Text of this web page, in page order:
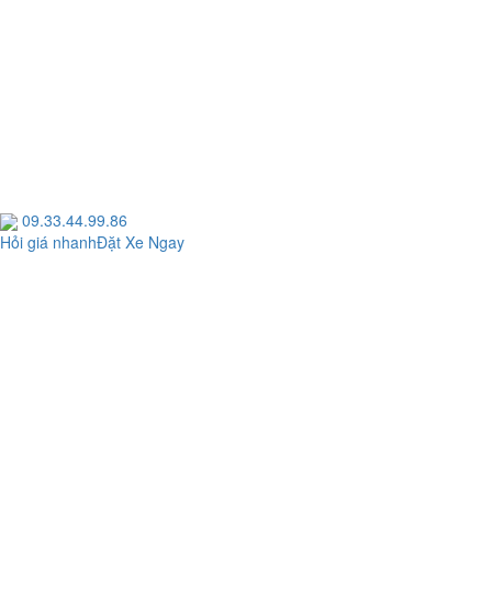
09.33.44.99.86
Hỏi giá nhanhĐặt Xe Ngay